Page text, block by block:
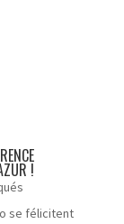
!
se félicitent